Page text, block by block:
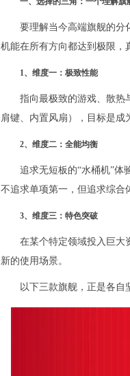
要理解当今高端旗舰的分
机能在所有方向都达到极限，
1、维度一：极致性能
指向最极致的游戏、散热
肩键、内置风扇），目标是成
2、维度二：全能均衡
追求无短板的“水桶机”体
不追求单项第一，但追求综合
3、维度三：特色突破
在某个特定领域投入巨大
新的使用场景。
以下三款旗舰，正是各自